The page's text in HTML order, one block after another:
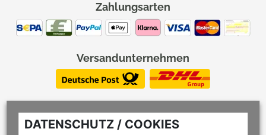
DATENSCHUTZ / COOKIES
Zahlungsarten
Versandunternehmen